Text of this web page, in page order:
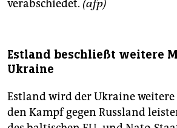
verabschiedet. (afp)
Estland beschließt weitere
Ukraine
Estland wird der Ukraine
den Kampf gegen Russland